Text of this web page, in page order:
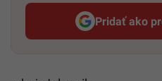
Pridať ako